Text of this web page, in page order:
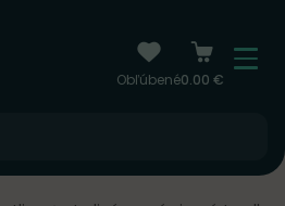
Obľúbené0.00 €
Menu